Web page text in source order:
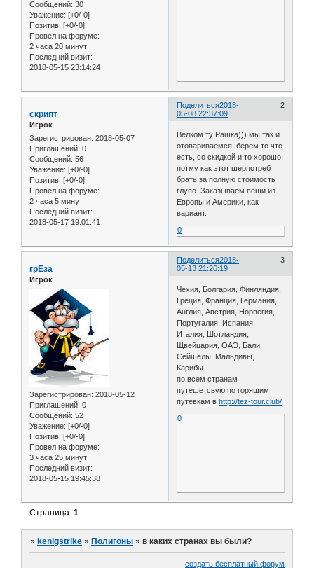
Сообщений: 30
Уважение: [+0/-0]
Позитив: [+0/-0]
Провел на форуме:
2 часа 20 минут
Последний визит:
2018-05-15 23:14:24
Поделиться 2
2018-
05-08 22:37:09
скрипт
Игрок
Зарегистрирован: 2018-05-07
Приглашений: 0
Сообщений: 56
Уважение: [+0/-0]
Позитив: [+0/-0]
Провел на форуме:
2 часа 5 минут
Последний визит:
2018-05-17 19:01:41
Велком ту Рашка))) мы так и
отовариваемся, берем то что
есть, со скидкой и то хорошо,
потму как этот шерпотреб
брать за полную стоимость
глупо. Заказываем вещи из
Европы и Америки, как
вариант.
0
Поделиться 3
2018-
05-13 21:26:19
грЕза
Игрок
Зарегистрирован: 2018-05-12
Приглашений: 0
Сообщений: 52
Уважение: [+0/-0]
Позитив: [+0/-0]
Провел на форуме:
3 часа 25 минут
Последний визит:
2018-05-15 19:45:38
Чехия, Болгария, Финляндия,
Греция, Франция, Германия,
Англия, Австрия, Норвегия,
Португалия, Испания,
Италия, Шотландия,
Щвейцария, ОАЭ, Бали,
Сейшелы, Мальдивы,
Карибы.
по всем странам
путешетсвую по горящим
путевкам вhttp://tez-tour.club/
0
Страница:1
» kenigstrike » Полигоны »в каких странах вы были?
создать бесплатный форум